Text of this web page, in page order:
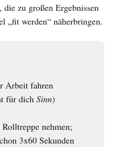
zu großen Ergebnissen
„fit werden“ näherbringen.
Arbeit fahren
für dich Sinn)
nehmen;
3x60 Sekunden